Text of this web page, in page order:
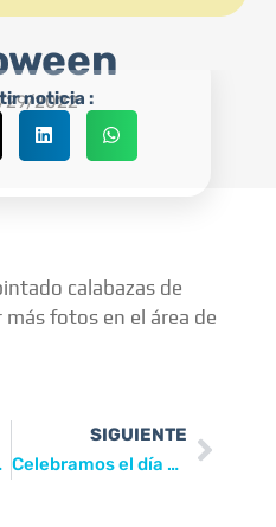
29/2022
noticia :
calabazas de
más fotos en el área de
higiene
SIGUIENTE
Celebramos el día de la paz.